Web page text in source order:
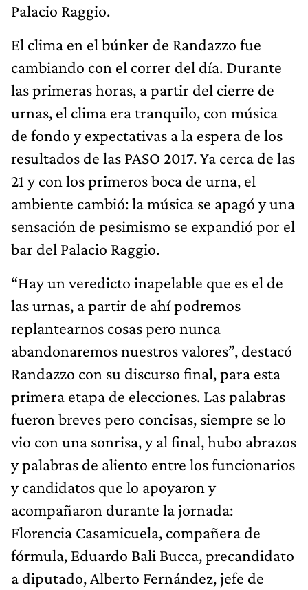
Palacio Raggio.
El clima en el búnker de Randazzo fue
cambiando con el correr del día. Durante
las primeras horas, a partir del cierre de
urnas, el clima era tranquilo, con música
de fondo y expectativas a la espera de los
resultados de las PASO 2017. Ya cerca de las
21 y con los primeros boca de urna, el
ambiente cambió: la música se apagó y una
sensación de pesimismo se expandió por el
bar del Palacio Raggio.
“Hay un veredicto inapelable que es el de
las urnas, a partir de ahí podremos
replantearnos cosas pero nunca
abandonaremos nuestros valores”, destacó
Randazzo con su discurso final, para esta
primera etapa de elecciones. Las palabras
fueron breves pero concisas, siempre se lo
vio con una sonrisa, y al final, hubo abrazos
y palabras de aliento entre los funcionarios
y candidatos que lo apoyaron y
acompañaron durante la jornada:
Florencia Casamicuela, compañera de
fórmula, Eduardo Bali Bucca, precandidato
a diputado, Alberto Fernández, jefe de